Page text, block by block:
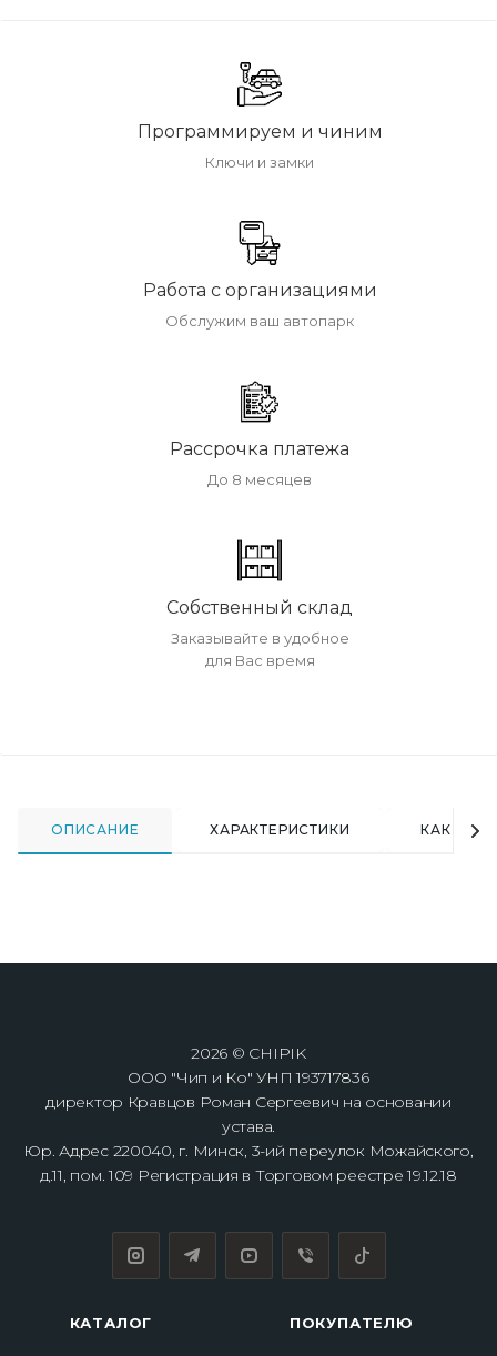
Программируем и чиним
Ключи и замки
Работа с организациями
Обслужим ваш автопарк
Рассрочка платежа
До 8 месяцев
Собственный склад
Заказывайте в удобное
для Вас время
ОПИСАНИЕ ХАРАКТЕРИСТИКИ КАК
2026 © CHIPIK
ООО "Чип и Ко" УНП 193717836
директор Кравцов Роман Сергеевич на основании
устава.
Юр. Адрес 220040, г. Минск, 3-ий переулок Можайского,
д.11, пом. 109 Регистрация в Торговом реестре 19.12.18
КАТАЛОГ ПОКУПАТЕЛЮ